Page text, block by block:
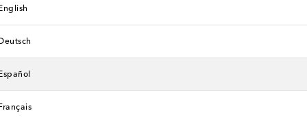
Collection
€ 1.050
original price
English
Deutsch
Español
Français